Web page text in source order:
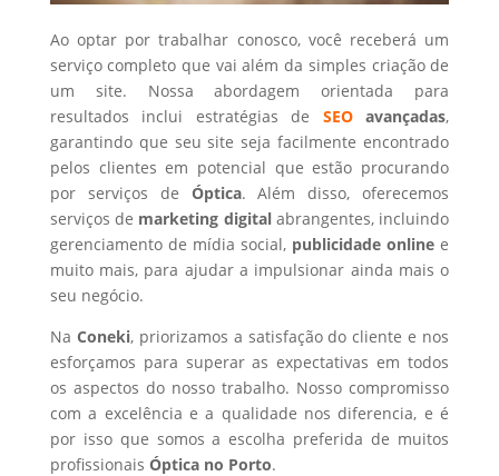
Ao optar por trabalhar conosco, você receberá um
serviço completo que vai além da simples criação de
um site. Nossa abordagem orientada para
resultados inclui estratégias de SEOavançadas,
garantindo que seu site seja facilmente encontrado
pelos clientes em potencial que estão procurando
por serviços de Óptica. Além disso, oferecemos
serviços de marketing digital abrangentes, incluindo
gerenciamento de mídia social, publicidade online e
muito mais, para ajudar a impulsionar ainda mais o
seu negócio.
Na Coneki, priorizamos a satisfação do cliente e nos
esforçamos para superar as expectativas em todos
os aspectos do nosso trabalho. Nosso compromisso
com a excelência e a qualidade nos diferencia, e é
por isso que somos a escolha preferida de muitos
profissionais Ópticano Porto.